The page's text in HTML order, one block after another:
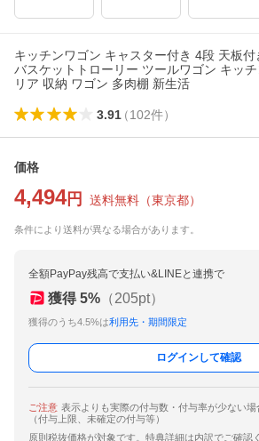
キッチンワゴン キャスター付き 4段 天板
バスケットトローリー ツールワゴン キッ
リア 収納 ワゴン 多肉棚 新生活
3.91（102件）
価格
4,494円 送料無料 （東京都）
条件により送料が異なる場合があります。
全額PayPay残高で支払い&LINEと連携で
獲得 5% （205pt）
獲得のうち4.5%は利用先・期間限定
ログインして確認
ご注意 表示よりも実際の付与数・付与率が少ない場
（付与上限、未確定の付与等）
原則税抜価格が対象です。特典詳細は内訳でご確認